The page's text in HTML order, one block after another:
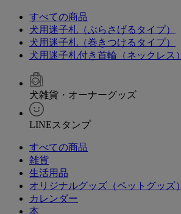
すべての商品
犬用迷子札（ぶらさげるタイプ）
犬用迷子札（巻きつけるタイプ）
犬用迷子札付き首輪（ネックレス）
犬雑貨・オーナーグッズ
LINEスタンプ
すべての商品
雑貨
生活用品
オリジナルグッズ（ペットグッズ）
カレンダー
本